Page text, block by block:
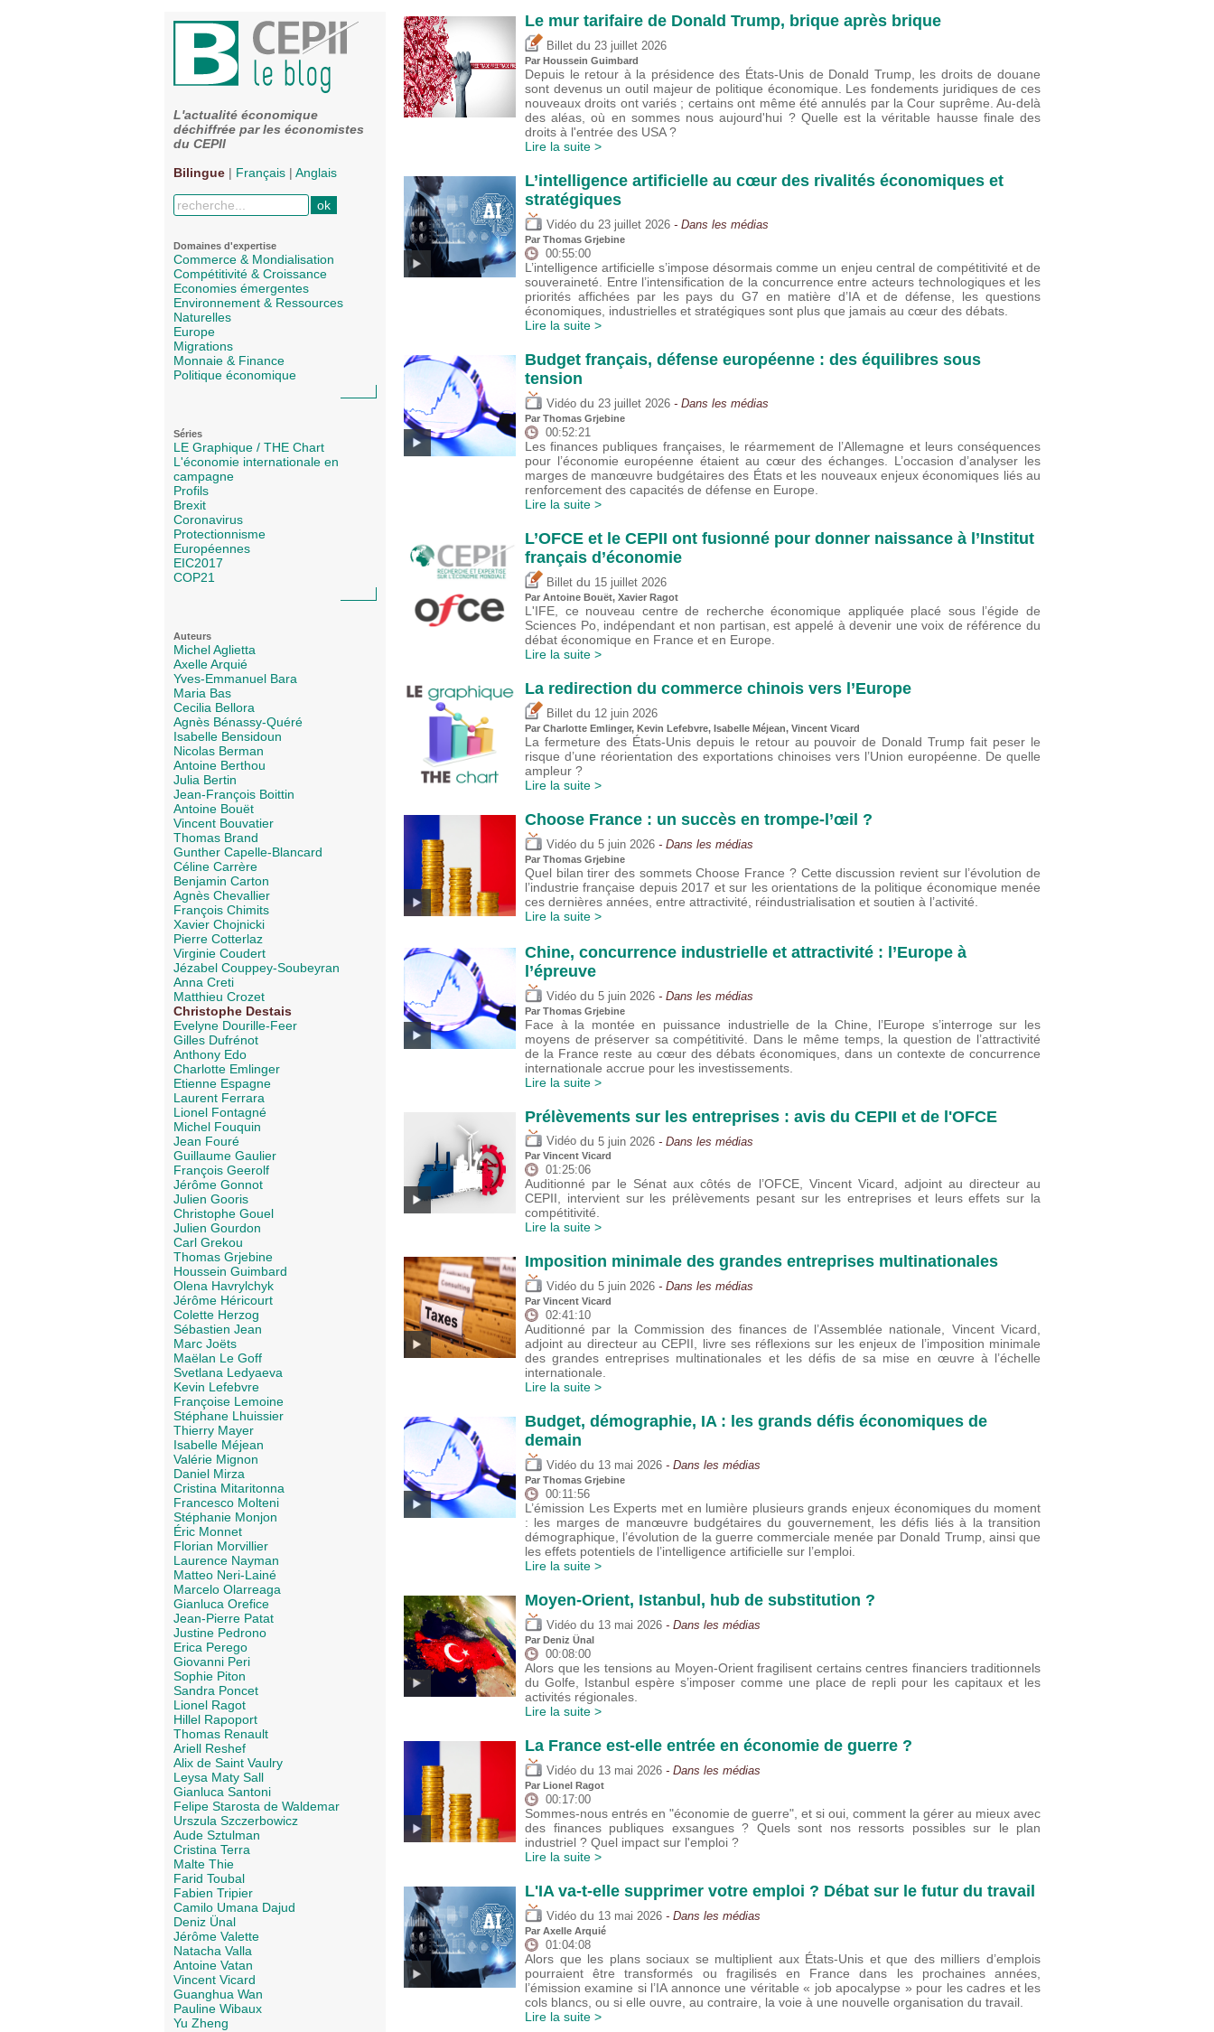
L'actualité économique
déchiffrée par les économistes
du CEPII
Bilingue | Français | Anglais
Domaines d'expertise
Commerce & Mondialisation
Compétitivité & Croissance
Economies émergentes
Environnement & Ressources
Naturelles
Europe
Migrations
Monnaie & Finance
Politique économique
Séries
LE Graphique / THE Chart
L'économie internationale en
campagne
Profils
Brexit
Coronavirus
Protectionnisme
Européennes
EIC2017
COP21
Auteurs
Michel Aglietta
Axelle Arquié
Yves-Emmanuel Bara
Maria Bas
Cecilia Bellora
Agnès Bénassy-Quéré
Isabelle Bensidoun
Nicolas Berman
Antoine Berthou
Julia Bertin
Jean-François Boittin
Antoine Bouët
Vincent Bouvatier
Thomas Brand
Gunther Capelle-Blancard
Céline Carrère
Benjamin Carton
Agnès Chevallier
François Chimits
Xavier Chojnicki
Pierre Cotterlaz
Virginie Coudert
Jézabel Couppey-Soubeyran
Anna Creti
Matthieu Crozet
Christophe Destais
Evelyne Dourille-Feer
Gilles Dufrénot
Anthony Edo
Charlotte Emlinger
Etienne Espagne
Laurent Ferrara
Lionel Fontagné
Michel Fouquin
Jean Fouré
Guillaume Gaulier
François Geerolf
Jérôme Gonnot
Julien Gooris
Christophe Gouel
Julien Gourdon
Carl Grekou
Thomas Grjebine
Houssein Guimbard
Olena Havrylchyk
Jérôme Héricourt
Colette Herzog
Sébastien Jean
Marc Joëts
Maëlan Le Goff
Svetlana Ledyaeva
Kevin Lefebvre
Françoise Lemoine
Stéphane Lhuissier
Thierry Mayer
Isabelle Méjean
Valérie Mignon
Daniel Mirza
Cristina Mitaritonna
Francesco Molteni
Stéphanie Monjon
Éric Monnet
Florian Morvillier
Laurence Nayman
Matteo Neri-Lainé
Marcelo Olarreaga
Gianluca Orefice
Jean-Pierre Patat
Justine Pedrono
Erica Perego
Giovanni Peri
Sophie Piton
Sandra Poncet
Lionel Ragot
Hillel Rapoport
Thomas Renault
Ariell Reshef
Alix de Saint Vaulry
Leysa Maty Sall
Gianluca Santoni
Felipe Starosta de Waldemar
Urszula Szczerbowicz
Aude Sztulman
Cristina Terra
Malte Thie
Farid Toubal
Fabien Tripier
Camilo Umana Dajud
Deniz Ünal
Jérôme Valette
Natacha Valla
Antoine Vatan
Vincent Vicard
Guanghua Wan
Pauline Wibaux
Yu Zheng
Le mur tarifaire de Donald Trump, brique après brique
Billet du 23 juillet 2026
Par Houssein Guimbard
Depuis le retour à la présidence des États-Unis de Donald Trump, les droits de douane
sont devenus un outil majeur de politique économique. Les fondements juridiques de ces
nouveaux droits ont variés ; certains ont même été annulés par la Cour suprême. Au-delà
des aléas, où en sommes nous aujourd'hui ? Quelle est la véritable hausse finale des
droits à l'entrée des USA ?
Lire la suite >
L’intelligence artificielle au cœur des rivalités économiques et
stratégiques
Vidéo du 23 juillet 2026 - Dans les médias
Par Thomas Grjebine
00:55:00
L’intelligence artificielle s’impose désormais comme un enjeu central de compétitivité et de
souveraineté. Entre l’intensification de la concurrence entre acteurs technologiques et les
priorités affichées par les pays du G7 en matière d’IA et de défense, les questions
économiques, industrielles et stratégiques sont plus que jamais au cœur des débats.
Lire la suite >
Budget français, défense européenne : des équilibres sous
tension
Vidéo du 23 juillet 2026 - Dans les médias
Par Thomas Grjebine
00:52:21
Les finances publiques françaises, le réarmement de l’Allemagne et leurs conséquences
pour l’économie européenne étaient au cœur des échanges. L’occasion d’analyser les
marges de manœuvre budgétaires des États et les nouveaux enjeux économiques liés au
renforcement des capacités de défense en Europe.
Lire la suite >
L’OFCE et le CEPII ont fusionné pour donner naissance à l’Institut
français d’économie
Billet du 15 juillet 2026
Par Antoine Bouët, Xavier Ragot
L'IFE, ce nouveau centre de recherche économique appliquée placé sous l’égide de
Sciences Po, indépendant et non partisan, est appelé à devenir une voix de référence du
débat économique en France et en Europe.
Lire la suite >
La redirection du commerce chinois vers l’Europe
Billet du 12 juin 2026
Par Charlotte Emlinger, Kevin Lefebvre, Isabelle Méjean, Vincent Vicard
La fermeture des États-Unis depuis le retour au pouvoir de Donald Trump fait peser le
risque d’une réorientation des exportations chinoises vers l’Union européenne. De quelle
ampleur ?
Lire la suite >
Choose France : un succès en trompe-l’œil ?
Vidéo du 5 juin 2026 - Dans les médias
Par Thomas Grjebine
Quel bilan tirer des sommets Choose France ? Cette discussion revient sur l’évolution de
l’industrie française depuis 2017 et sur les orientations de la politique économique menée
ces dernières années, entre attractivité, réindustrialisation et soutien à l’activité.
Lire la suite >
Chine, concurrence industrielle et attractivité : l’Europe à
l’épreuve
Vidéo du 5 juin 2026 - Dans les médias
Par Thomas Grjebine
Face à la montée en puissance industrielle de la Chine, l’Europe s’interroge sur les
moyens de préserver sa compétitivité. Dans le même temps, la question de l’attractivité
de la France reste au cœur des débats économiques, dans un contexte de concurrence
internationale accrue pour les investissements.
Lire la suite >
Prélèvements sur les entreprises : avis du CEPII et de l'OFCE
Vidéo du 5 juin 2026 - Dans les médias
Par Vincent Vicard
01:25:06
Auditionné par le Sénat aux côtés de l’OFCE, Vincent Vicard, adjoint au directeur au
CEPII, intervient sur les prélèvements pesant sur les entreprises et leurs effets sur la
compétitivité.
Lire la suite >
Imposition minimale des grandes entreprises multinationales
Vidéo du 5 juin 2026 - Dans les médias
Par Vincent Vicard
02:41:10
Auditionné par la Commission des finances de l’Assemblée nationale, Vincent Vicard,
adjoint au directeur au CEPII, livre ses réflexions sur les enjeux de l’imposition minimale
des grandes entreprises multinationales et les défis de sa mise en œuvre à l’échelle
internationale.
Lire la suite >
Budget, démographie, IA : les grands défis économiques de
demain
Vidéo du 13 mai 2026 - Dans les médias
Par Thomas Grjebine
00:11:56
L’émission Les Experts met en lumière plusieurs grands enjeux économiques du moment
: les marges de manœuvre budgétaires du gouvernement, les défis liés à la transition
démographique, l’évolution de la guerre commerciale menée par Donald Trump, ainsi que
les effets potentiels de l’intelligence artificielle sur l’emploi.
Lire la suite >
Moyen-Orient, Istanbul, hub de substitution ?
Vidéo du 13 mai 2026 - Dans les médias
Par Deniz Ünal
00:08:00
Alors que les tensions au Moyen-Orient fragilisent certains centres financiers traditionnels
du Golfe, Istanbul espère s’imposer comme une place de repli pour les capitaux et les
activités régionales.
Lire la suite >
La France est-elle entrée en économie de guerre ?
Vidéo du 13 mai 2026 - Dans les médias
Par Lionel Ragot
00:17:00
Sommes-nous entrés en "économie de guerre", et si oui, comment la gérer au mieux avec
des finances publiques exsangues ? Quels sont nos ressorts possibles sur le plan
industriel ? Quel impact sur l'emploi ?
Lire la suite >
L'IA va-t-elle supprimer votre emploi ? Débat sur le futur du travail
Vidéo du 13 mai 2026 - Dans les médias
Par Axelle Arquié
01:04:08
Alors que les plans sociaux se multiplient aux États-Unis et que des milliers d’emplois
pourraient être transformés ou fragilisés en France dans les prochaines années,
l’émission examine si l’IA annonce une véritable « job apocalypse » pour les cadres et les
cols blancs, ou si elle ouvre, au contraire, la voie à une nouvelle organisation du travail.
Lire la suite >